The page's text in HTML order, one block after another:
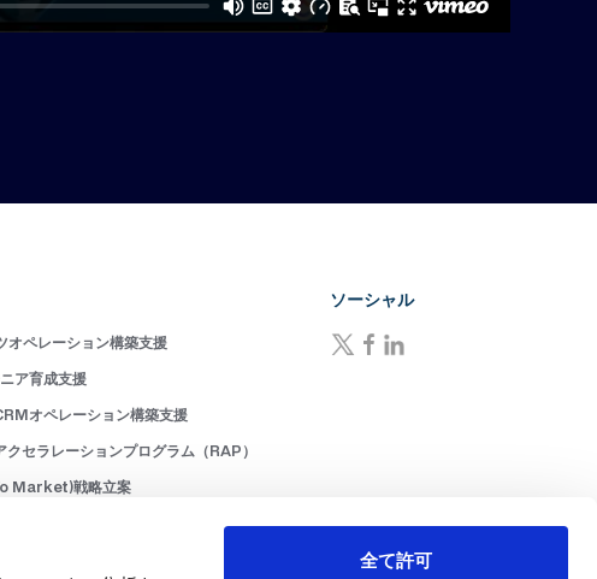
全て許可
オペレーション構築支援
ア育成支援
オペレーション構築支援
クセラレーションプログラム（RAP）
Market)戦略立案
グオペレーション(MOps)構築支援
ソーシャル